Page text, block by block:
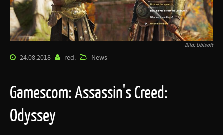
Bild: Ubisoft
24.08.2018 red. News
Gamescom: Assassin's Creed:
Odyssey